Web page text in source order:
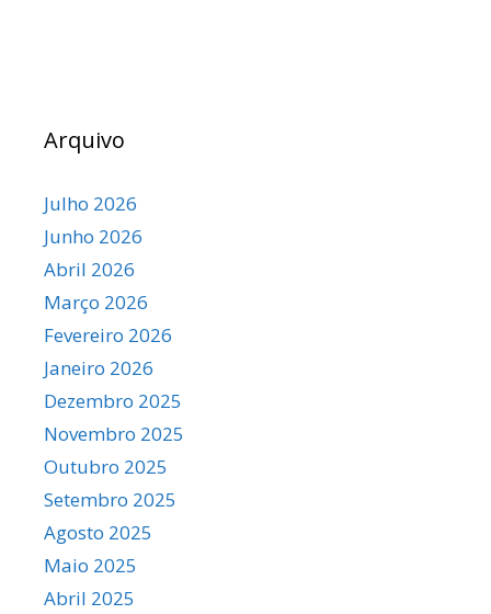
Arquivo
Julho 2026
Junho 2026
Abril 2026
Março 2026
Fevereiro 2026
Janeiro 2026
Dezembro 2025
Novembro 2025
Outubro 2025
Setembro 2025
Agosto 2025
Maio 2025
Abril 2025